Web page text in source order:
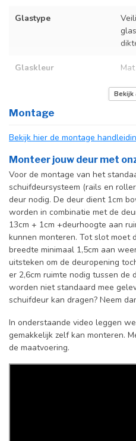
Glastype
Glaskleur Mat
Op
Incl. deurgreep
Incl. systeem
Bekijk
Montage
Bekijk hier de montage
Monteer jouw deur met
Voor de montage van het
schuifdeursysteem (rails en
deur nodig. De deur dient 1cm
worden in combinatie met de
13cm + 1cm +deurhoogte aan
kunnen monteren. Tot slot moet
breedte minimaal 1,5cm aan
uitsteken om de deuropening
er 2,6cm ruimte nodig tussen de
worden niet standaard mee
schuifdeur kan dragen? Neem
In onderstaande video leggen
gemakkelijk zelf kan monteren.
de maatvoering.